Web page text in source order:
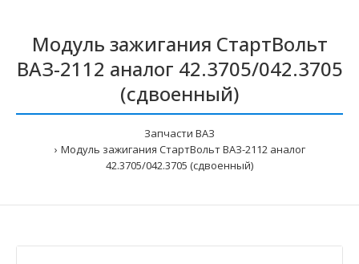
Модуль зажигания СтартВольт
ВАЗ-2112 аналог 42.3705/042.3705
(сдвоенный)
Запчасти ВАЗ
Модуль зажигания СтартВольт ВАЗ-2112 аналог
42.3705/042.3705 (сдвоенный)